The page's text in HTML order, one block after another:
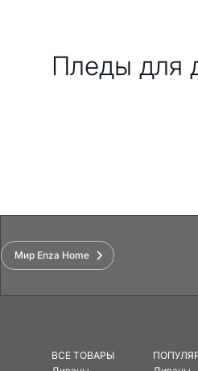
Пледы для
Мир Enza Home
ВСЕ ТОВАРЫ